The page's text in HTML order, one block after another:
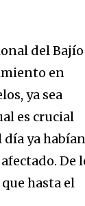
del Bajío
en
ya sea
es crucial
día ya
De
hasta el